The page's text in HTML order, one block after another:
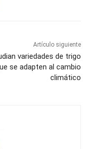
Artículo siguiente
variedades de trigo
se adapten al cambio
climático